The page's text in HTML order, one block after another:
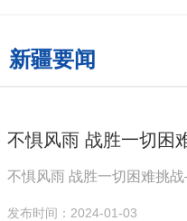
新疆要闻
不惧风雨 战胜一切困
不惧风雨 战胜一切困难挑
发布时间：2024-01-03